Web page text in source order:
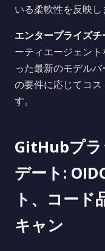
いる柔軟性を反映し
エンタープライズ
ーティエージェン
った最新のモデル
の要件に応じてコ
す。
GitHubプ
デート:
ト、コード
キャン